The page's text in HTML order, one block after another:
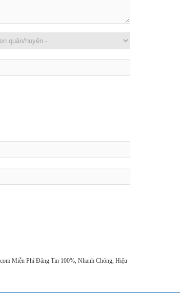
Miễn Phí Đăng Tin 100%, Nhanh Chóng, Hiệu